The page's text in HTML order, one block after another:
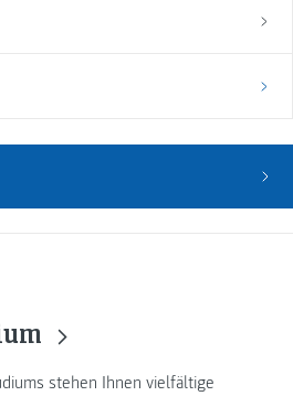
stehen Ihnen vielfältige